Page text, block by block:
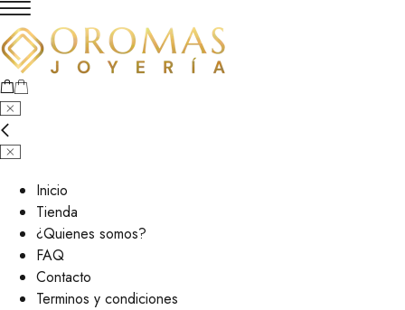
Inicio
Tienda
¿Quienes somos?
FAQ
Contacto
Terminos y condiciones